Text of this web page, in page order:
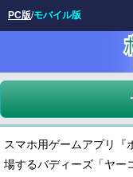
スマホ用ゲームアプリ『
場するバディーズ「ヤー
PC版/モバイル版